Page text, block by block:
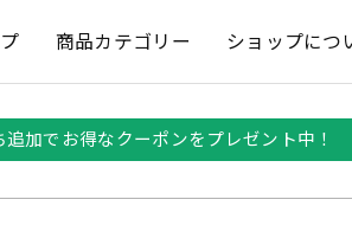
商品カテゴリー ショップにつ
加でお得なクーポンをプレゼント中！